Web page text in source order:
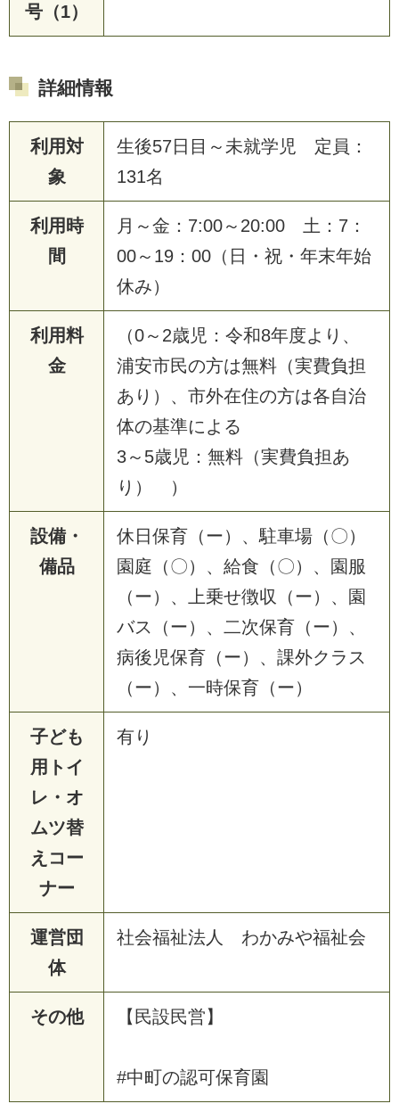
号（1）
詳細情報
利用対
象
生後57日目～未就学児 定員：
131名
利用時
間
月～金：7:00～20:00 土：7：
00～19：00（日・祝・年末年始
休み）
利用料
金
（0～2歳児：令和8年度より、
浦安市民の方は無料（実費負担
あり）、市外在住の方は各自治
体の基準による
3～5歳児：無料（実費負担あ
り） ）
設備・
備品
休日保育（ー）、駐車場（〇）
園庭（〇）、給食（〇）、園服
（ー）、上乗せ徴収（ー）、園
バス（ー）、二次保育（ー）、
病後児保育（ー）、課外クラス
（ー）、一時保育（ー）
子ども
用トイ
レ・オ
ムツ替
えコー
ナー
有り
運営団
体
社会福祉法人 わかみや福祉会
その他 【民設民営】
#中町の認可保育園